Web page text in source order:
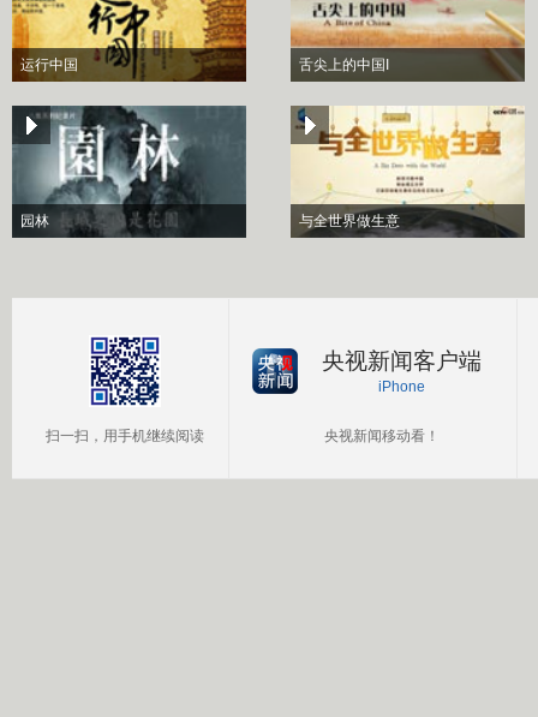
运行中国 舌尖上的中国I
园林 与全世界做生意
扫一扫，用手机继续阅读
央视新闻客户端
iPhone
央视新闻移动看！